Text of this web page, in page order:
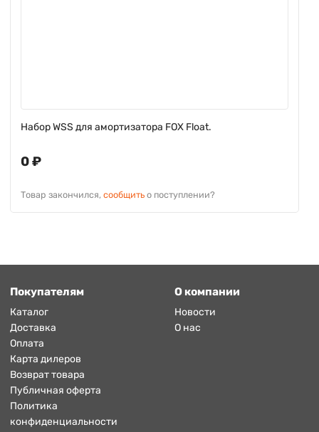
Набор WSS для амортизатора FOX Float.
0 ₽
Товар закончился, сообщить о поступлении?
Покупателям
Каталог
Доставка
Оплата
Карта дилеров
Возврат товара
Публичная оферта
Политика
конфиденциальности
О компании
Новости
О нас